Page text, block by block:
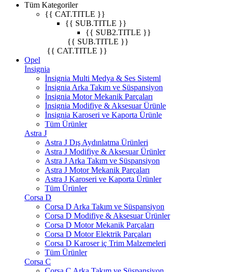
Tüm Kategoriler
{{ CAT.TITLE }}
{{ SUB.TITLE }}
{{ SUB2.TITLE }}
{{ SUB.TITLE }}
{{ CAT.TITLE }}
Opel
İnsignia
İnsignia Multi Medya & Ses Sisteml
İnsignia Arka Takım ve Süspansiyon
İnsignia Motor Mekanik Parçaları
İnsignia Modifiye & Aksesuar Ürünle
İnsignia Karoseri ve Kaporta Ürünle
Tüm Ürünler
Astra J
Astra J Dış Aydınlatma Ürünleri
Astra J Modifiye & Aksesuar Ürünler
Astra J Arka Takım ve Süspansiyon
Astra J Motor Mekanik Parçaları
Astra J Karoseri ve Kaporta Ürünler
Tüm Ürünler
Corsa D
Corsa D Arka Takım ve Süspansiyon
Corsa D Modifiye & Aksesuar Ürünler
Corsa D Motor Mekanik Parçaları
Corsa D Motor Elektrik Parçaları
Corsa D Karoser iç Trim Malzemeleri
Tüm Ürünler
Corsa C